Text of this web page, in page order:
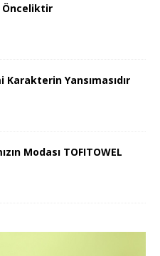
Karakterin Yansımasıdır
Modası TOFITOWEL